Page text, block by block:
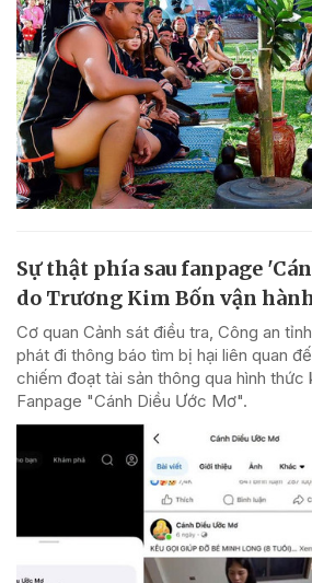
Sự thật phía sau fanpage
do Trương Kim Bốn vận
Cơ quan Cảnh sát điều tra, Công an
phát đi thông báo tìm bị hại liên quan
chiếm đoạt tài sản thông qua hình thức
Fanpage "Cánh Diều Ước Mơ".